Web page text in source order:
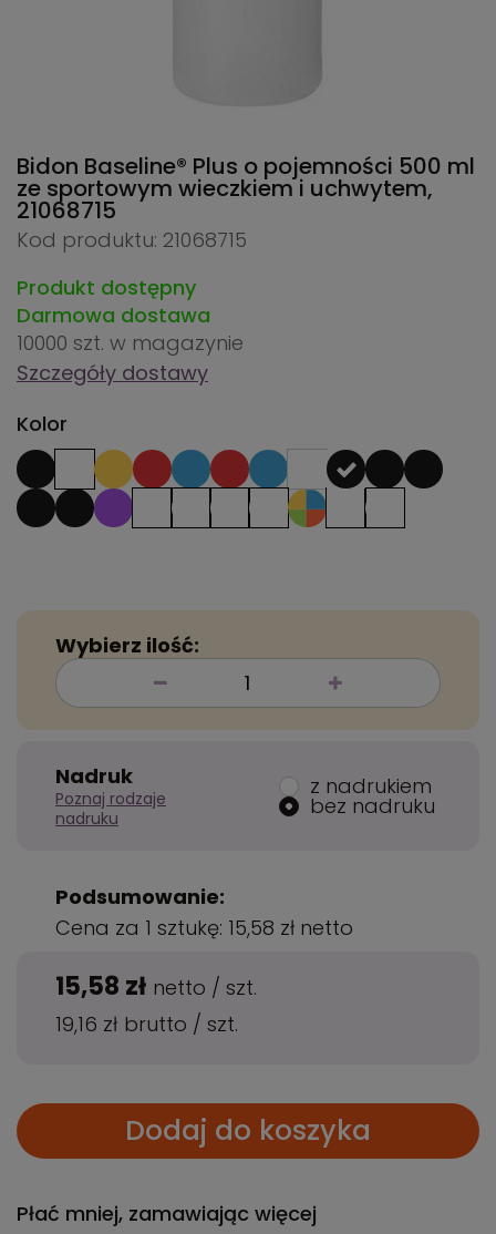
Bidon Baseline® Plus o pojemności 500 ml
ze sportowym wieczkiem i uchwytem,
21068715
Kod produktu: 21068715
Produkt dostępny
Darmowa dostawa
10000 szt. w magazynie
Szczegóły dostawy
Kolor
Wybierz ilość:
Nadruk
Poznaj rodzaje
nadruku
z nadrukiem
bez nadruku
Podsumowanie:
Cena za 1 sztukę: 15,58 zł netto
15,58 zł netto / szt.
19,16 zł brutto / szt.
Dodaj do koszyka
Płać mniej, zamawiając więcej